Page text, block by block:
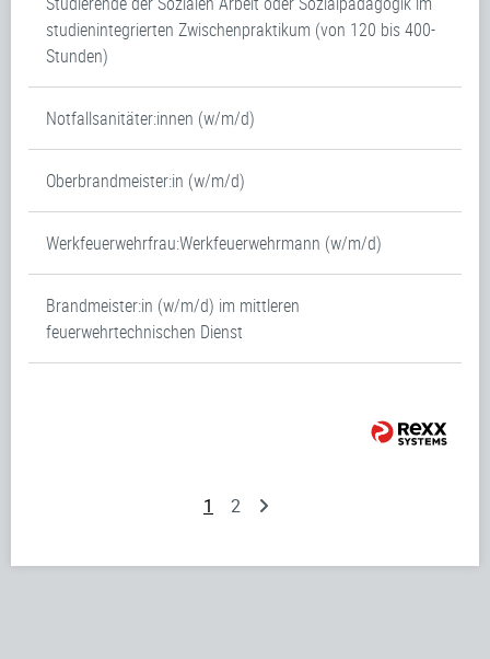
studienintegrierten Zwischenpraktikum (von 120 bis 400-
Stunden)
Notfallsanitäter:innen (w/m/d)
Oberbrandmeister:in (w/m/d)
Werkfeuerwehrfrau:Werkfeuerwehrmann (w/m/d)
Brandmeister:in (w/m/d) im mittleren
feuerwehrtechnischen Dienst
1 2